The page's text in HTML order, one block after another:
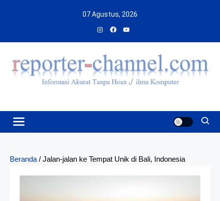
07 Agustus, 2026
Beranda / Jalan-jalan ke Tempat Unik di Bali, Indonesia